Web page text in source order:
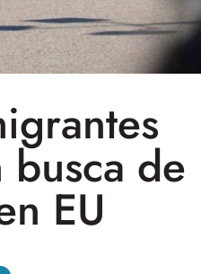
de
EU